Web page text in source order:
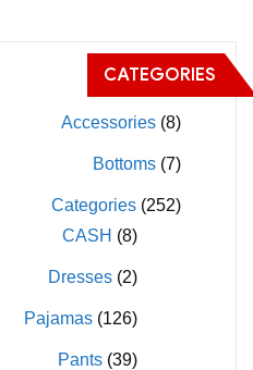
المنتج
CATEGORIES
Accessories (8)
Bottoms (7)
Categories (252)
CASH (8)
Dresses (2)
Pajamas (126)
Pants (39)